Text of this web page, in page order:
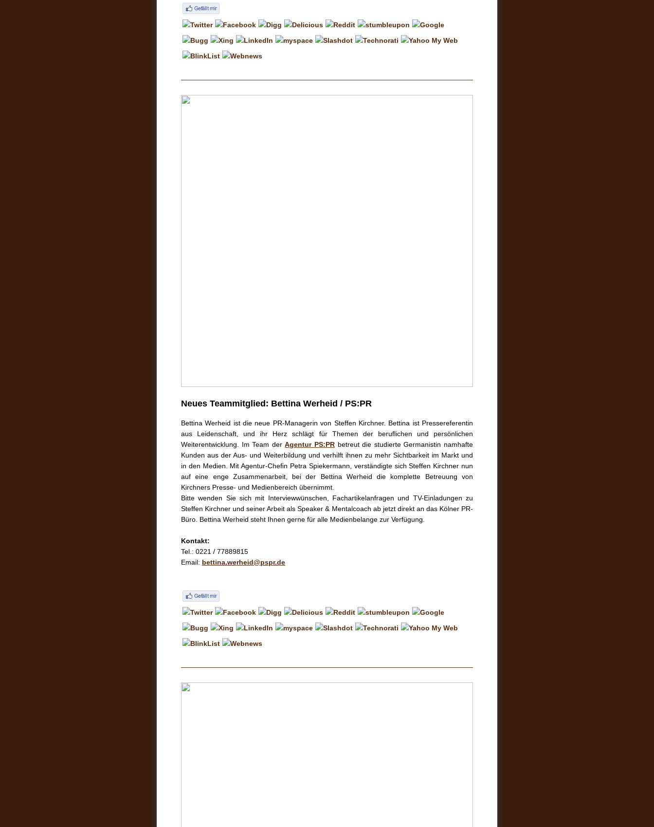
Neues Teammitglied: Bettina Werheid / PS:PR
Bettina Werheid ist die neue PR-Managerin von Steffen Kirchner. Bettina ist Pressereferentin
aus Leidenschaft, und ihr Herz schlägt für Themen der beruflichen und persönlichen
Weiterentwicklung. Im Team derAgentur PS:PR betreut die studierte Germanistin namhafte
Kunden aus der Aus- und Weiterbildung und verhilft ihnen zu mehr Sichtbarkeit im Markt und
in den Medien. Mit Agentur-Chefin Petra Spiekermann, verständigte sich Steffen Kirchner nun
auf eine enge Zusammenarbeit, bei der Bettina Werheid die komplette Betreuung von
Kirchners Presse- und Medienbereich übernimmt.
Bitte wenden Sie sich mit Interviewwünschen, Fachartikelanfragen und TV-Einladungen zu
Steffen Kirchner und seiner Arbeit als Speaker & Mentalcoach ab jetzt direkt an das Kölner PR-
Büro. Bettina Werheid steht Ihnen gerne für alle Medienbelange zur Verfügung.
Kontakt:
Tel.: 0221 / 77889815
Email: bettina.werheid@pspr.de